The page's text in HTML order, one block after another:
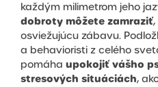
každým milimetrom jeho
dobroty môžete zamraziť
osviežujúcu zábavu.
a behavioristi z celého
pomáha upokojiť vášho
stresových situáciách,